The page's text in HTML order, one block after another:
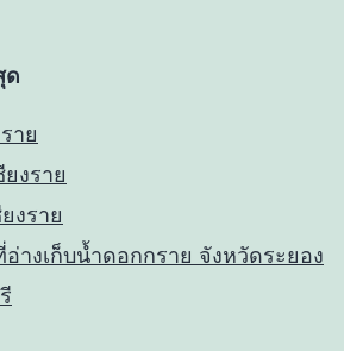
ด
าย
ยงราย
งราย
างเก็บน้ำดอกกราย จังหวัดระยอง